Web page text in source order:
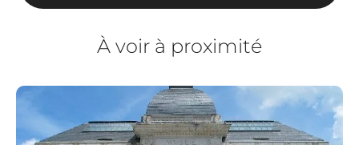
À voir à proximité